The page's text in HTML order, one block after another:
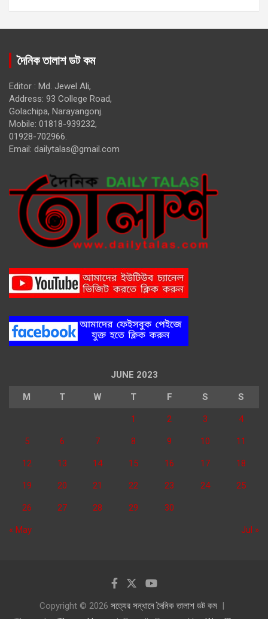
দৈনিক তালাশ ডট কম
Editor : Md. Jewel Ali,
Address: 93 College Road,
Golachipa, Narayangonj.
Mobile: 01818-939232,
01928-702966.
Email: dailytalas@gmail.com
JUNE 2023
M T W T F S S
1 2 3 4
5 6 7 8 9 10 11
12 13 14 15 16 17 18
19 20 21 22 23 24 25
26 27 28 29 30
« May Jul »
Copyright © 2026 সত্যের সন্ধানে দৈনিক তালাশ ডট কম